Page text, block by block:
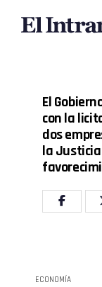
El
con la
dos
la
ECONOMÍA